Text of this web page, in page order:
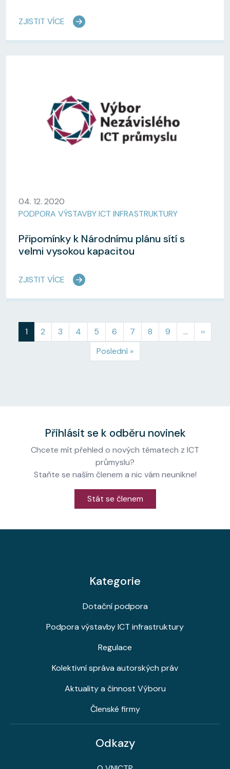
ZJISTIT VÍCE
04. 12. 2020
PODPORA VÝSTAVBY ICT INFRASTRUKTURY
Připomínky k Národnímu plánu sítí s
velmi vysokou kapacitou
ZJISTIT VÍCE
Aktuální stránka
1 Page
2 Page
3 Page
4 Page
5 Page
6 Page
7 Page
8 Page
9 …
››
Poslední stránka
Poslední »
Přihlásit se k odběru novinek
Chcete mít přehled o nových tématech z ICT
průmyslu?
Staňte se naším členem a nic vám neunikne!
Stát se členem
Kategorie
Dotační podpora
Podpora výstavby ICT infrastruktury
Regulace
Kolektivní správa autorských práv
Aktuality a činnost Výboru
Členské firmy
Odkazy